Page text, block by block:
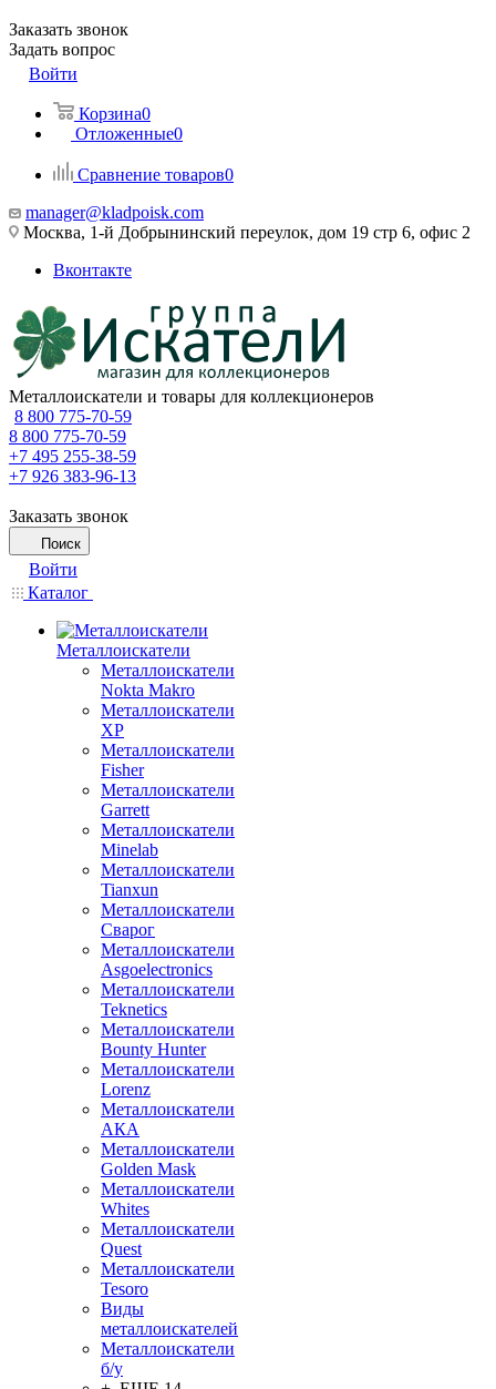
Заказать звонок
Задать вопрос
Войти
Корзина0
Отложенные0
Сравнение товаров0
manager@kladpoisk.com
Москва, 1-й Добрынинский переулок, дом 19 стр 6, офис 2
Вконтакте
Металлоискатели и товары для коллекционеров
8 800 775-70-59
8 800 775-70-59
+7 495 255-38-59
+7 926 383-96-13
Заказать звонок
Поиск
Войти
Каталог
Металлоискатели
Металлоискатели
Nokta Makro
Металлоискатели
XP
Металлоискатели
Fisher
Металлоискатели
Garrett
Металлоискатели
Minelab
Металлоискатели
Tianxun
Металлоискатели
Сварог
Металлоискатели
Asgoelectronics
Металлоискатели
Teknetics
Металлоискатели
Bounty Hunter
Металлоискатели
Lorenz
Металлоискатели
АКА
Металлоискатели
Golden Mask
Металлоискатели
Whites
Металлоискатели
Quest
Металлоискатели
Tesoro
Виды
металлоискателей
Металлоискатели
б/у